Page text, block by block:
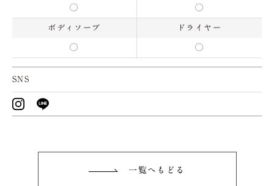
◯ ◯
ボディソープ
◯
ドライヤー
◯
SNS
一覧へもどる